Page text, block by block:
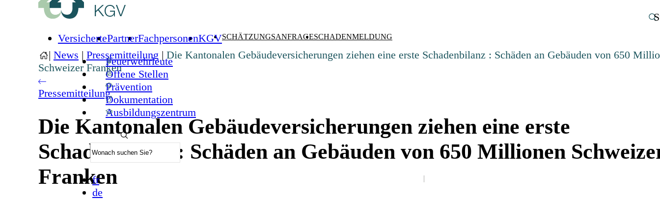
VersichertePartnerFachpersonenKGVSCHÄTZUNGSANFRAGESCHADENMELDUNG
Feuerwehrleute
Offene Stellen
Prävention
Dokumentation
Ausbildungszentrum
fr
de
| News | Pressemitteilung | Die Kantonalen Gebäudeversicherungen ziehen eine erste Schadenbilanz : Schäden an Gebäuden von 650
Schweizer Franken
Pressemitteilung
Die Kantonalen Gebäudeversicherungen ziehen eine erste
Schadenbilanz : Schäden an Gebäuden von 650 Millionen
Franken